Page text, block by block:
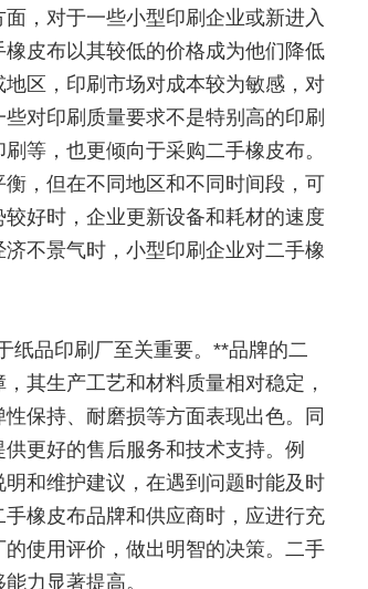
，对于一些小型印刷企业或新进入
皮布以其较低的价格成为他们降低
区，印刷市场对成本较为敏感，对
对印刷质量要求不是特别高的印刷
等，也更倾向于采购二手橡皮布。
，但在不同地区和不同时间段，可
好时，企业更新设备和耗材的速度
不景气时，小型印刷企业对二手橡
纸品印刷厂至关重要。**品牌的二
其生产工艺和材料质量相对稳定，
保持、耐磨损等方面表现出色。同
更好的售后服务和技术支持。例
和维护建议，在遇到问题时能及时
橡皮布品牌和供应商时，应进行充
使用评价，做出明智的决策。二手
力显著提高。